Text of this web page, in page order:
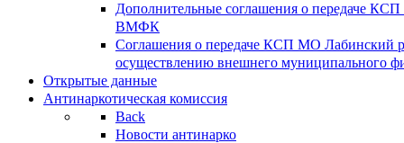
Дополнительные соглашения о передаче
ВМФК
Соглашения о передаче КСП МО Лабинский
осуществлению внешнего муниципального
Открытые данные
Антинаркотическая комиссия
Back
Новости антинарко